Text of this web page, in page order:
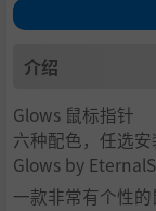
2 .下载
介绍
Glows 鼠标指针
六种配色，任选安
Glows by
一款非常有个性